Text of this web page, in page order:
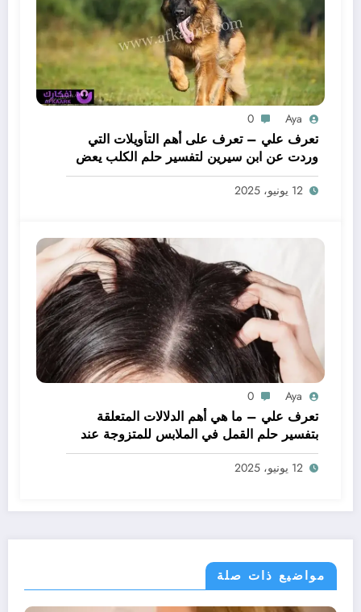
Aya
0
تعرف علي – تعرف على أهم التأويلات التي
وردت عن ابن سيرين لتفسير حلم الكلب يعض
يدي – بالتفصيل
12 يونيو، 2025
Aya
0
تعرف علي – ما هي أهم الدلالات المتعلقة
بتفسير حلم القمل في الملابس للمتزوجة عند
ابن سيرين؟ – بالتفصيل
12 يونيو، 2025
مواضيع ذات صلة